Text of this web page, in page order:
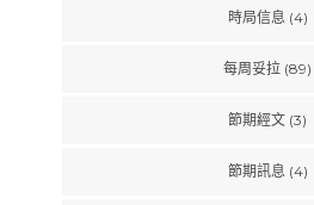
時局信息 (4)
每周妥拉 (89)
節期經文 (3)
節期訊息 (4)